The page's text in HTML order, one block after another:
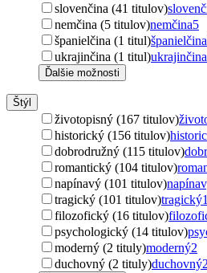
slovenčina (41 titulov)
nemčina (5 titulov)nemčina5
španielčina (1 titul)španielčina
ukrajinčina (1 titul)ukrajinčina
Ďalšie možnosti
Štýl
životopisný (167 titulov)
historický (156 titulov)
dobrodružný (115 titulov)
romantický (104 titulov)
napínavý (101 titulov)
tragický (101 titulov)tragický
filozofický (16 titulov)
psychologický (14 titulov)
moderný (2 tituly)moderný2
duchovný (2 tituly)duchovný2